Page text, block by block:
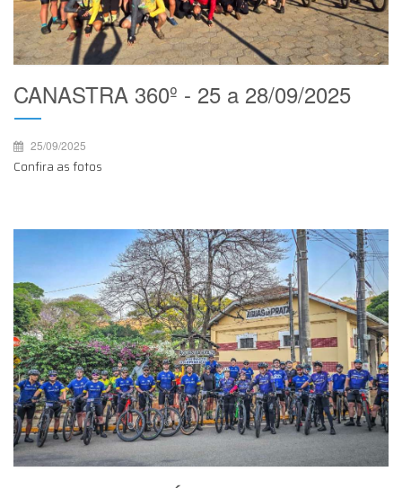
CANASTRA 360º - 25 a 28/09/2025
25/09/2025
Confira as fotos